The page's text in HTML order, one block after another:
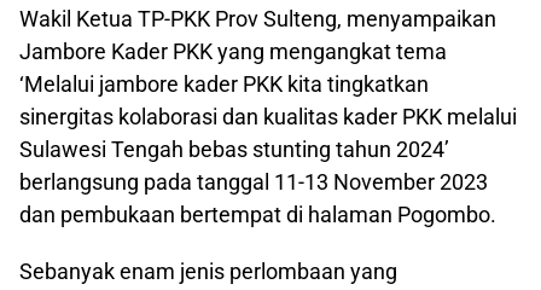
Wakil Ketua TP-PKK Prov Sulteng, menyampaikan
Jambore Kader PKK yang mengangkat tema
‘Melalui jambore kader PKK kita tingkatkan
sinergitas kolaborasi dan kualitas kader PKK melalui
Sulawesi Tengah bebas stunting tahun 2024’
berlangsung pada tanggal 11-13 November 2023
dan pembukaan bertempat di halaman Pogombo.
Sebanyak enam jenis perlombaan yang